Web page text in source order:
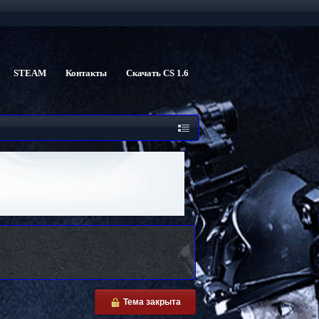
STEAM Контакты Скачать CS 1.6
Тема закрыта